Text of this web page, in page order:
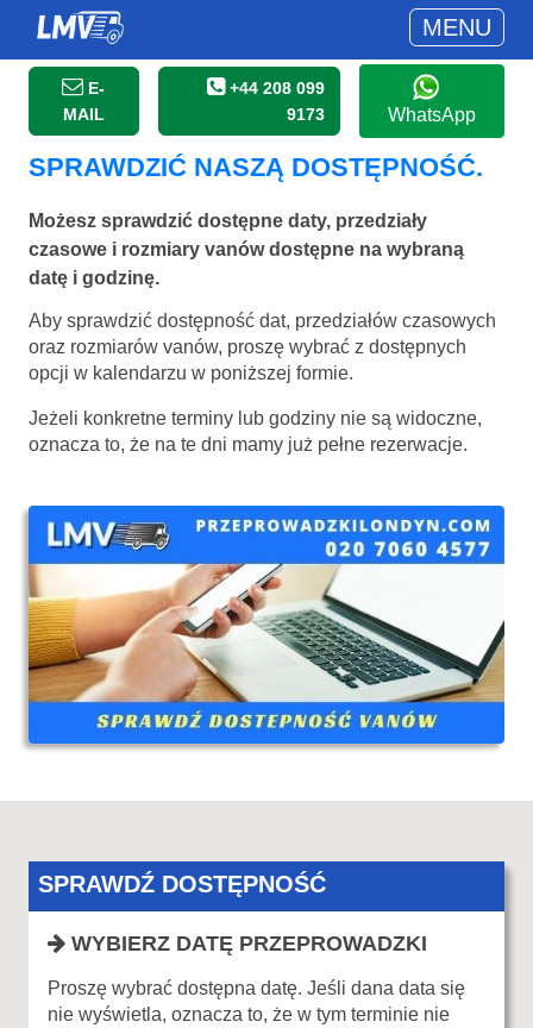
MENU
E-
MAIL
+44 208 099
9173
WhatsApp
SPRAWDZIĆ NASZĄ DOSTĘPNOŚĆ.
Możesz sprawdzić dostępne daty, przedziały
czasowe i rozmiary vanów dostępne na wybraną
datę i godzinę.
Aby sprawdzić dostępność dat, przedziałów czasowych
oraz rozmiarów vanów, proszę wybrać z dostępnych
opcji w kalendarzu w poniższej formie.
Jeżeli konkretne terminy lub godziny nie są widoczne,
oznacza to, że na te dni mamy już pełne rezerwacje.
SPRAWDŹ DOSTĘPNOŚĆ
WYBIERZ DATĘ PRZEPROWADZKI
Proszę wybrać dostępna datę. Jeśli dana data się
nie wyświetla, oznacza to, że w tym terminie nie